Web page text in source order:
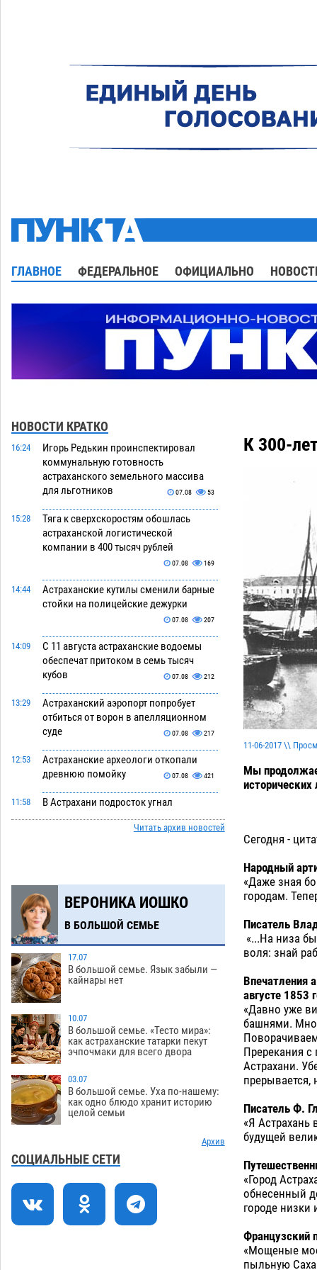
ГЛАВНОЕ ФЕДЕРАЛЬНОЕ ОФИЦИАЛЬНО
НОВОСТИ КРАТКО
16:24
Игорь Редькин проинспектировал
коммунальную готовность
астраханского земельного массива
для льготников
07.08 53
15:28
Тяга к сверхскоростям обошлась
астраханской логистической
компании в 400 тысяч рублей
07.08 169
14:44
Астраханские кутилы сменили барные
стойки на полицейские дежурки
07.08 207
14:09
С 11 августа астраханские водоемы
обеспечат притоком в семь тысяч
кубов
07.08 212
13:29
Астраханский аэропорт попробует
отбиться от ворон в апелляционном
суде
07.08 217
12:53
Астраханские археологи откопали
древнюю помойку
07.08 421
11:58
В Астрахани подросток угнал
мотоцикл и похитил чужие мобильник
с банковскими картами
07.08 251
10:43
Астраханский суд встал на сторону
МЧС в споре за возврат униформы
07.08 289
10:02
На Всероссийской Спартакиаде
астраханские гандболисты уступили
казанским «драконам»
09:25
Все пострадавшие при пожаре на
Краснодарской в Астрахани
скончались
07.08
08:47
Астраханский суд оценил четыре удара
по голове полицейского в сто тысяч
рублей
приблизится к 40-градусному пределу
18:57
В Астрахани впервые открыли смену
по теории игр
Читать архив новостей
ВЕРОНИКА ИОШКО
В БОЛЬШОЙ СЕМЬЕ
17.07
В большой семье. Язык забыли —
кайнары нет
10.07
В большой семье. «Тесто мира»:
как астраханские татарки пекут
эчпочмаки для всего двора
03.07
В большой семье. Уха по-нашему:
как одно блюдо хранит историю
целой семьи
Архив
СОЦИАЛЬНЫЕ СЕТИ
К 300-
11-06-2017 \\
Мы
Сегодня -
Народный
«Даже зная
городам.
Писатель
«...На низа
воля: знай
Впечатления
августе 1853
«Давно уже
башнями.
Пререкания
Астрахани.
прерывается,
Писатель Ф.
«Я Астрахань
будущей
«Город
обнесенный
городе
Французский
«Мощеные
пыльную